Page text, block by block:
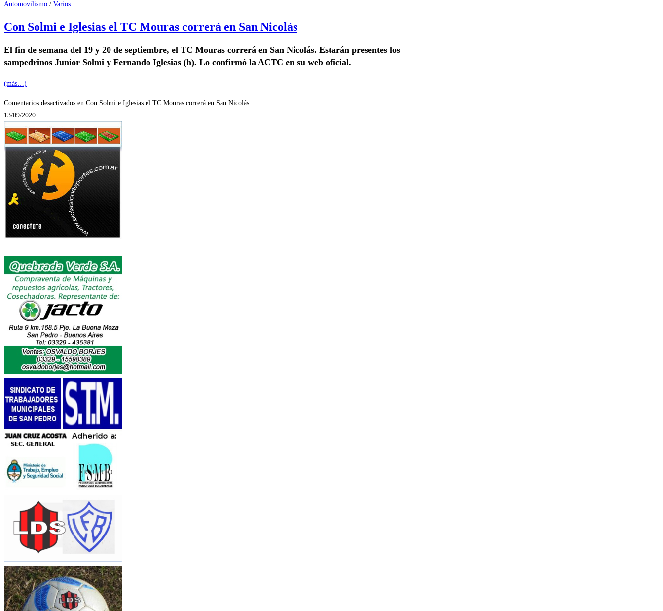
Automovilismo / Varios
Con Solmi e Iglesias el TC Mouras correrá en San Nicolás
El fin de semana del 19 y 20 de septiembre, el TC Mouras correrá en San Nicolás. Estarán presentes los
sampedrinos Junior Solmi y Fernando Iglesias (h). Lo confirmó la ACTC en su web oficial.
(más…)
Comentarios desactivados en Con Solmi e Iglesias el TC Mouras correrá en San Nicolás
13/09/2020